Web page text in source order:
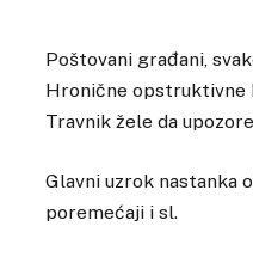
Poštovani građani,
Hronične opstruktivne
Travnik žele da
Glavni uzrok nastanka
poremećaji i sl.